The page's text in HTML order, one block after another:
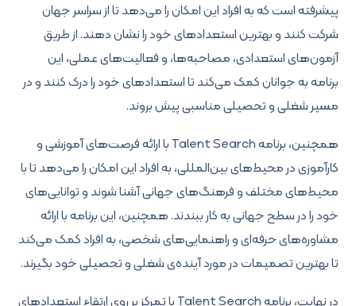
پیشرفته است که به افراد این امکان را می‌دهد تا از سراسر جهان
شرکت کنند و بهترین استعدادهای خود را نشان دهند. از طریق
آزمون‌های استعدادی، مصاحبه‌ها، و فعالیت‌های عملی، این
برنامه به جوانان کمک می‌کند تا استعدادهای خود را درک کنند و در
مسیر شغلی و تحصیلی مناسبی پیش بروند.
همچنین، برنامه Talent Search با ارائه فرصت‌های آموزشی و
کارآموزی در محیط‌های بین‌المللی، به افراد این امکان را می‌دهد تا با
محیط‌های مختلف و فرهنگ‌های جهانی آشنا شوند و توانایی‌های
خود را در سطح جهانی به کار ببندند. همچنین، این برنامه با ارائه
مشاوره‌های حرفه‌ای و راهنمایی‌های شخصی، به افراد کمک می‌کند
تا بهترین تصمیمات در مورد آینده‌ی شغلی و تحصیلی خود بگیرند.
در نهایت، برنامه Talent Search با تمرکز بر روی ارتقاء استعدادهای